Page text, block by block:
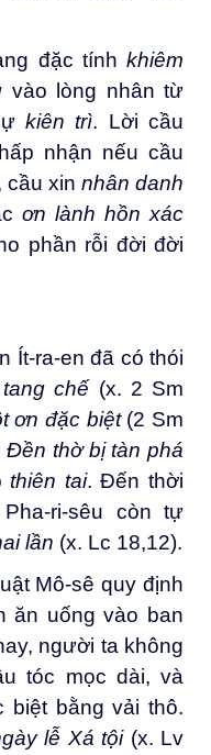
đặc tính khiêm
vào lòng nhân từ
kiên trì. Lời cầu
nhận nếu cầu
cầu xin nhân danh
ơn lành hồn xác
phần rỗi đời đời
Ít-ra-en đã có thói
tang chế (x. 2 Sm
ơn đặc biệt(2 Sm
Đền thờ bị tàn phá
thiên tai. Đến thời
ri-sêu còn tự
lần (x. Lc 18,12).
Mô-sê quy định
ăn uống vào ban
người ta không
tóc mọc dài, và
biệt bằng vải thô.
lễ Xá tội(x. Lv